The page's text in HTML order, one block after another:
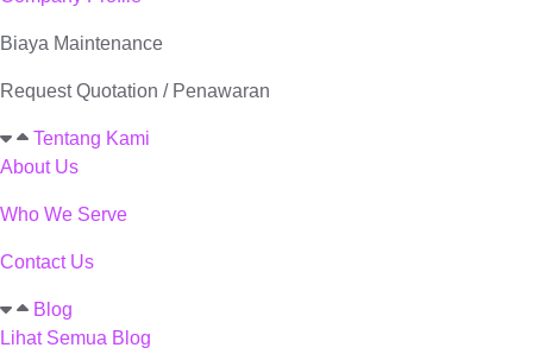
Biaya Maintenance
Request Quotation / Penawaran
Tentang Kami
About Us
Who We Serve
Contact Us
Blog
Lihat Semua Blog